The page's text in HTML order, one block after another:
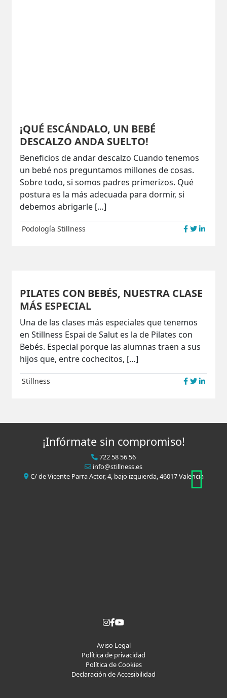
¡QUÉ ESCÁNDALO, UN BEBÉ
DESCALZO ANDA SUELTO!
Beneficios de andar descalzo Cuando tenemos
un bebé nos preguntamos millones de cosas.
Sobre todo, si somos padres primerizos. Qué
postura es la más adecuada para dormir, si
debemos abrigarle […]
Podología Stillness
PILATES CON BEBÉS, NUESTRA CLASE
MÁS ESPECIAL
Una de las clases más especiales que tenemos
en Stillness Espai de Salut es la de Pilates con
Bebés. Especial porque las alumnas traen a sus
hijos que, entre cochecitos, […]
Stillness
¡Infórmate sin compromiso!
722 58 56 56
info@stillness.es
C/ de Vicente Parra Actor, 4, bajo izquierda, 46017 Valencia
Aviso Legal
Política de privacidad
Política de Cookies
Declaración de Accesibilidad